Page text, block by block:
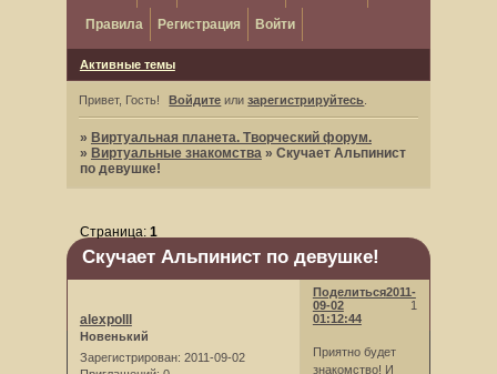
Правила Регистрация Войти
Активные темы
Привет, Гость! Войдите илизарегистрируйтесь
» Виртуальная планета. Творческий форум.
» Виртуальные знакомства » Скучает Альпинист
по девушке!
Скучает Альпинист по девушке!
Страница: 1
Поделиться
1
2011-
09-02
01:12:44
alexpolll
Новенький
Зарегистрирован: 2011-09-02
Приятно будет
знакомство! И